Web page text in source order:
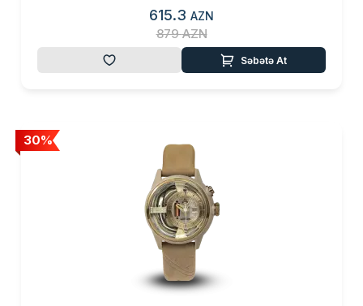
615.3 AZN
879AZN
Səbətə At
30%